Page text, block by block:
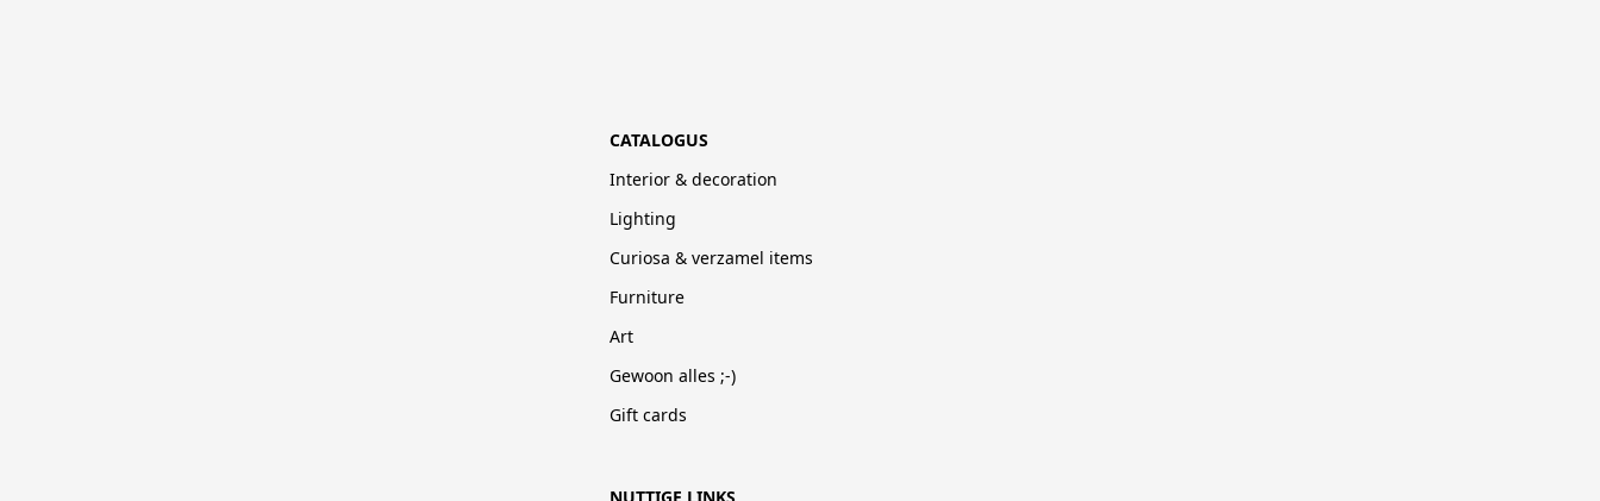
CATALOGUS
Interior & decoration
Lighting
Curiosa & verzamel items
Furniture
Art
Gewoon alles ;-)
Gift cards
NUTTIGE LINKS